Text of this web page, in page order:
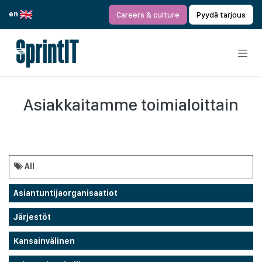
en
Careers & culture Pyydä tarjous
Asiakkaitamme toimialoittain
All
Asiantuntijaorganisaatiot
Järjestöt
Kansainvälinen